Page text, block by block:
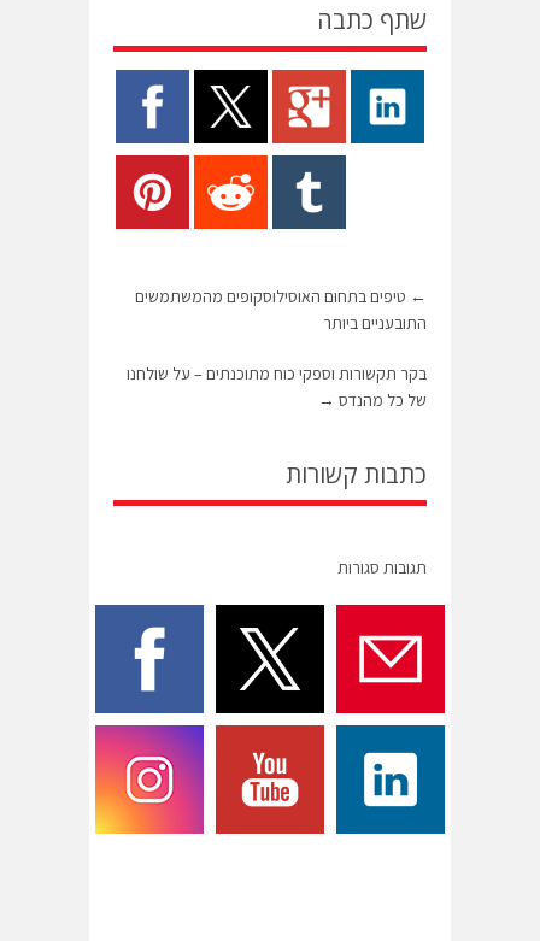
שתף כתבה
← טיפים בתחום האוסילוסקופים מהמשתמשים
התובעניים ביותר
בקר תקשורות וספקי כוח מתוכנתים – על שולחנו
של כל מהנדס →
כתבות קשורות
תגובות סגורות